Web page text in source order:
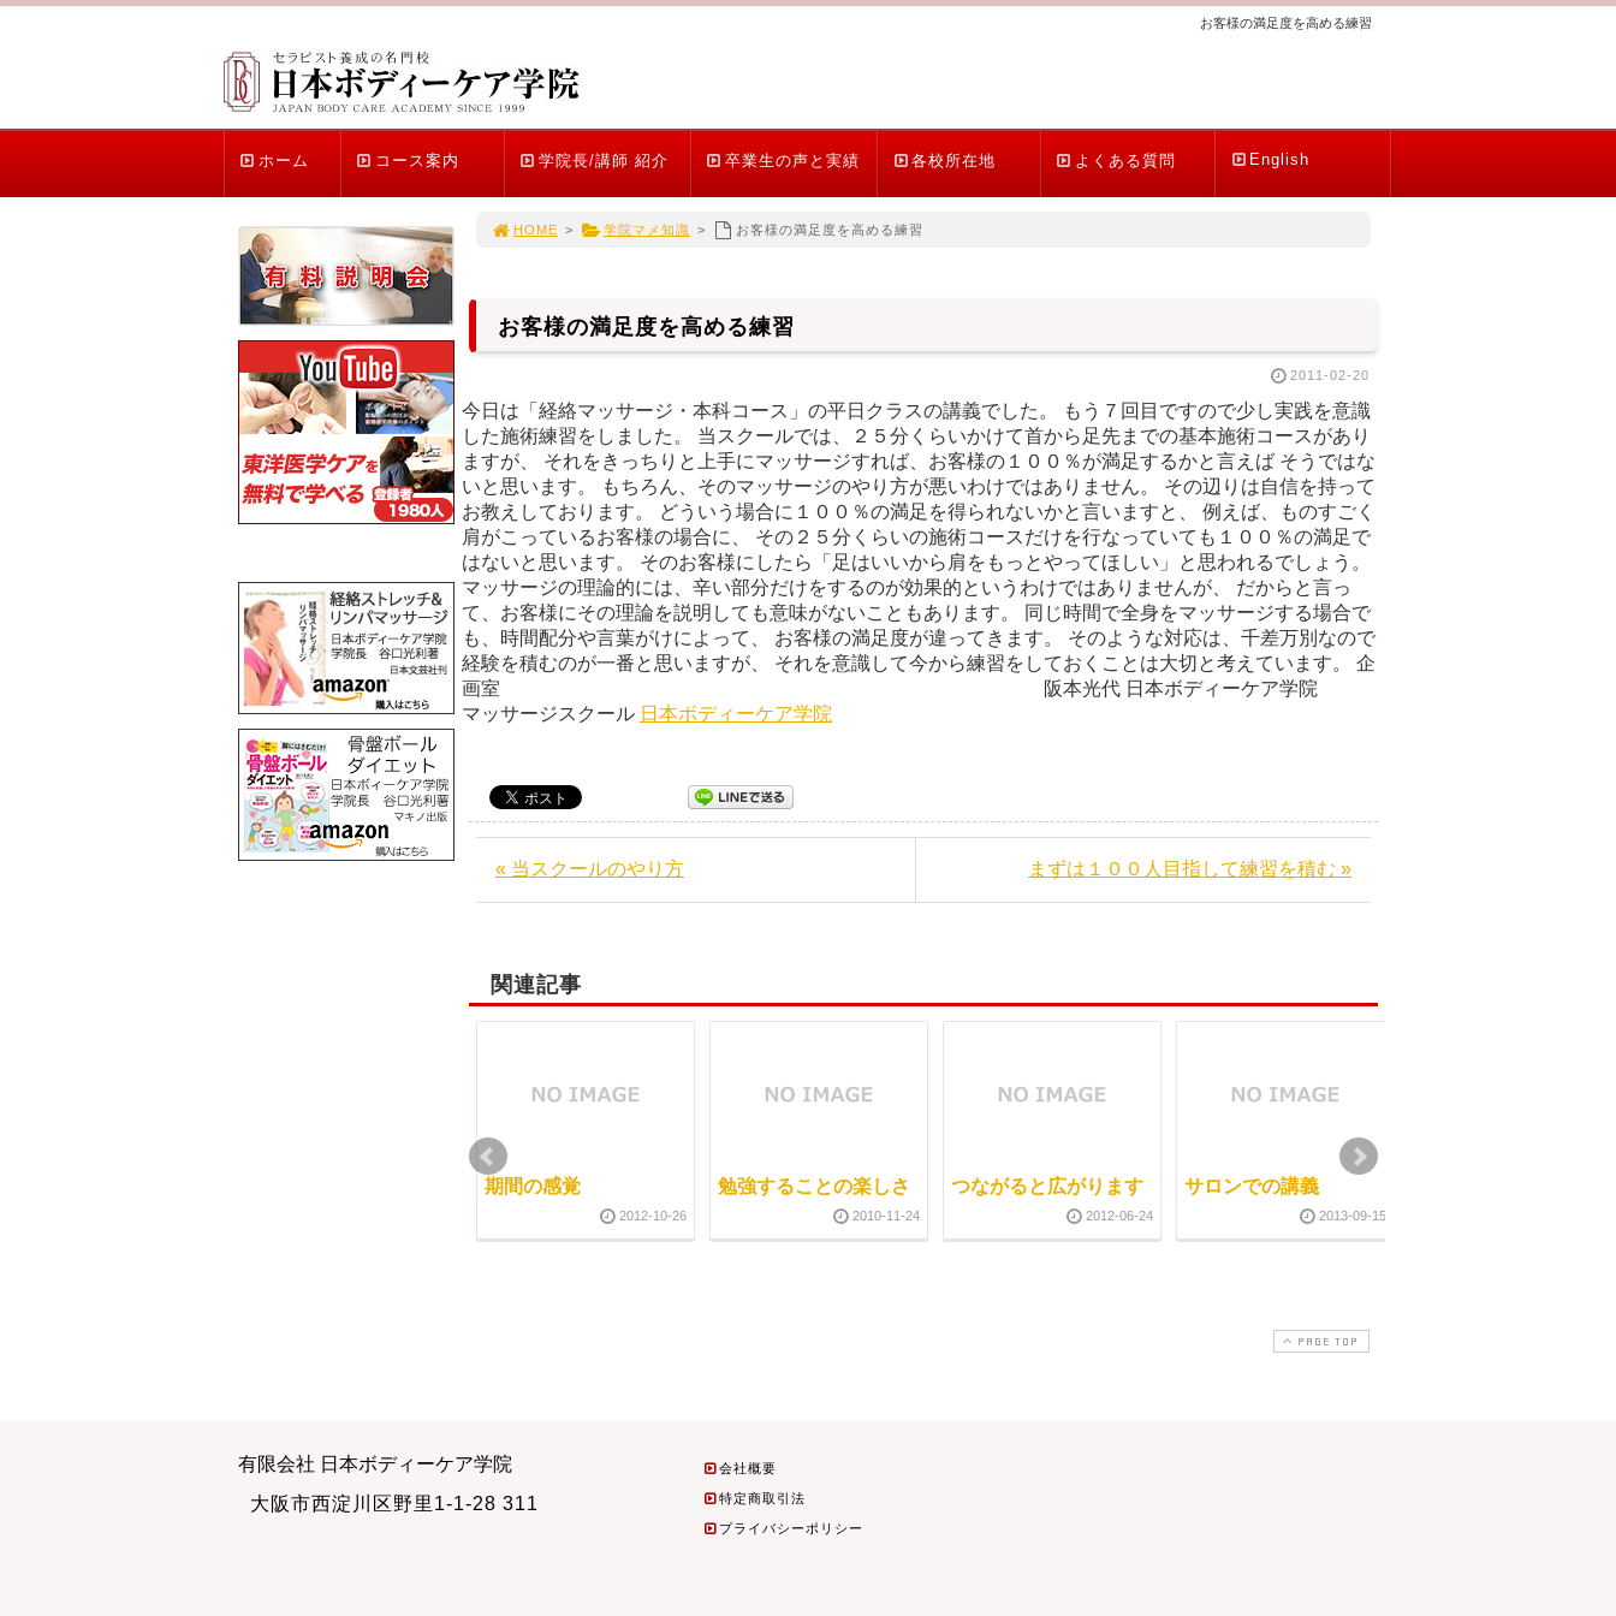
お客様の満足度を高める練習
ホーム コース案内 学院長/講師 紹介 卒業生の声と実績 各校所在地 よくある質問 English
HOME > 学院マメ知識 > お客様の満足度を高める練習
お客様の満足度を高める練習
2011-02-20
今日は「経絡マッサージ・本科コース」の平日クラスの講義でした。 もう７回目ですので少し実践を意識
した施術練習をしました。 当スクールでは、２５分くらいかけて首から足先までの基本施術コースがあり
ますが、 それをきっちりと上手にマッサージすれば、お客様の１００％が満足するかと言えば そうではな
いと思います。 もちろん、そのマッサージのやり方が悪いわけではありません。 その辺りは自信を持って
お教えしております。 どういう場合に１００％の満足を得られないかと言いますと、 例えば、ものすごく
肩がこっているお客様の場合に、 その２５分くらいの施術コースだけを行なっていても１００％の満足で
はないと思います。 そのお客様にしたら「足はいいから肩をもっとやってほしい」と思われるでしょう。
マッサージの理論的には、辛い部分だけをするのが効果的というわけではありませんが、 だからと言っ
て、お客様にその理論を説明しても意味がないこともあります。 同じ時間で全身をマッサージする場合で
も、時間配分や言葉がけによって、 お客様の満足度が違ってきます。 そのような対応は、千差万別なので
経験を積むのが一番と思いますが、 それを意識して今から練習をしておくことは大切と考えています。 企
画室 阪本光代 日本ボディーケア学院
マッサージスクール 日本ボディーケア学院
« 当スクールのやり方 まずは１００人目指して練習を積む »
関連記事
期間の感覚
2012-10-26
勉強することの楽しさ
2010-11-24
つながると広がります
2012-06-24
サロンでの講義
2013-09-15
今日はフットケア
PAGE TOP
有限会社 日本ボディーケア学院
大阪市西淀川区野里1-1-28 311
会社概要
特定商取引法
プライバシーポリシー